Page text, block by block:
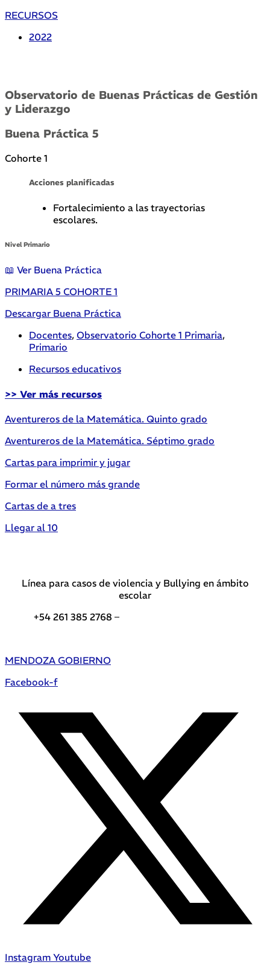
RECURSOS
2022
Observatorio de Buenas Prácticas de Gestión
y Liderazgo
Buena Práctica 5
Cohorte 1
Acciones planificadas
Fortalecimiento a las trayectorias
escolares.
Nivel Primario
📖 Ver Buena Práctica
PRIMARIA 5 COHORTE 1
Descargar Buena Práctica
Docentes, Observatorio Cohorte 1 Primaria,
Primario
Recursos educativos
>> Ver más recursos
Aventureros de la Matemática. Quinto grado
Aventureros de la Matemática. Séptimo grado
Cartas para imprimir y jugar
Formar el número más grande
Cartas de a tres
Llegar al 10
Línea para casos de violencia y Bullying en ámbito
escolar
+54 261 385 2768 –
MENDOZA GOBIERNO
Facebook-f
Instagram Youtube